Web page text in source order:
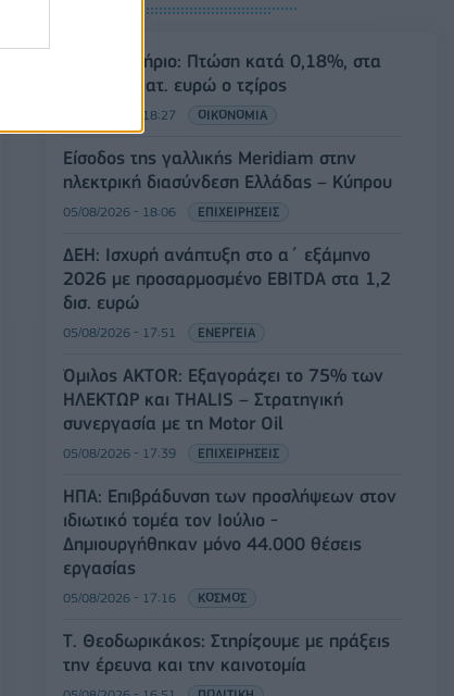
Χρηματιστήριο: Πτώση κατά 0,18%, στα
315,71 εκατ. ευρώ ο τζίρος
05/08/2026 - 18:27 ΟΙΚΟΝΟΜΙΑ
Είσοδος της γαλλικής Meridiam στην
ηλεκτρική διασύνδεση Ελλάδας – Κύπρου
05/08/2026 - 18:06 ΕΠΙΧΕΙΡΗΣΕΙΣ
ΔΕΗ: Ισχυρή ανάπτυξη στο α΄ εξάμηνο
2026 με προσαρμοσμένο EBITDA στα 1,2
δισ. ευρώ
05/08/2026 - 17:51 ΕΝΕΡΓΕΙΑ
Όμιλος AKTOR: Εξαγοράζει το 75% των
ΗΛΕΚΤΩΡ και THALIS – Στρατηγική
συνεργασία με τη Motor Oil
05/08/2026 - 17:39 ΕΠΙΧΕΙΡΗΣΕΙΣ
ΗΠΑ: Επιβράδυνση των προσλήψεων στον
ιδιωτικό τομέα τον Ιούλιο -
Δημιουργήθηκαν μόνο 44.000 θέσεις
εργασίας
05/08/2026 - 17:16 ΚΟΣΜΟΣ
Τ. Θεοδωρικάκος: Στηρίζουμε με πράξεις
την έρευνα και την καινοτομία